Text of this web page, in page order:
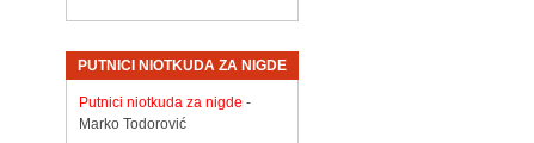
PUTNICI NIOTKUDA ZA NIGDE
Putnici niotkuda za nigde -
Marko Todorović